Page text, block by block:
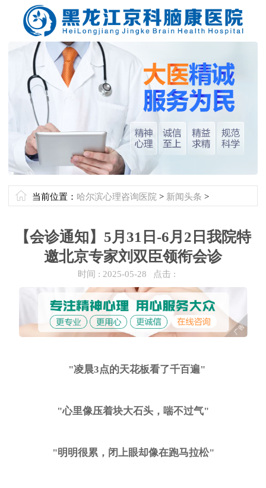
当前位置： 哈尔滨心理咨询医院 > 新闻头条 >
【会诊通知】5月31日-6月2日我院特
邀北京专家刘双臣领衔会诊
时间 : 2025-05-28 点击 :
"凌晨3点的天花板看了千百遍"
"心里像压着块大石头，喘不过气"
"明明很累，闭上眼却像在跑马拉松"